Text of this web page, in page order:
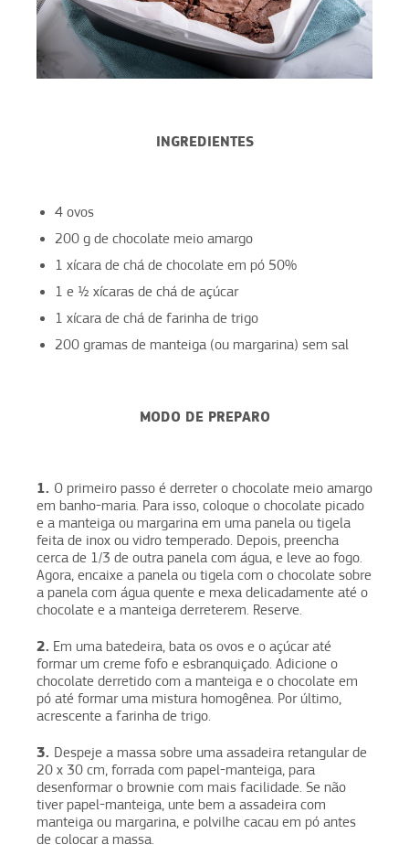
INGREDIENTES
4 ovos
200 g de chocolate meio amargo
1 xícara de chá de chocolate em pó 50%
1 e ½ xícaras de chá de açúcar
1 xícara de chá de farinha de trigo
200 gramas de manteiga (ou margarina) sem sal
MODO DE PREPARO
1. O primeiro passo é derreter o chocolate meio amargo
em banho-maria. Para isso, coloque o chocolate picado
e a manteiga ou margarina em uma panela ou tigela
feita de inox ou vidro temperado. Depois, preencha
cerca de 1/3 de outra panela com água, e leve ao fogo.
Agora, encaixe a panela ou tigela com o chocolate sobre
a panela com água quente e mexa delicadamente até o
chocolate e a manteiga derreterem. Reserve.
2. Em uma batedeira, bata os ovos e o açúcar até
formar um creme fofo e esbranquiçado. Adicione o
chocolate derretido com a manteiga e o chocolate em
pó até formar uma mistura homogênea. Por último,
acrescente a farinha de trigo.
3. Despeje a massa sobre uma assadeira retangular de
20 x 30 cm, forrada com papel-manteiga, para
desenformar o brownie com mais facilidade. Se não
tiver papel-manteiga, unte bem a assadeira com
manteiga ou margarina, e polvilhe cacau em pó antes
de colocar a massa.